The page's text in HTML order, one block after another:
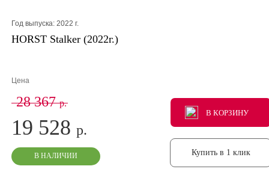
Год выпуска: 2022 г.
HORST Stalker (2022г.)
Цена
28 367р.
19 528 р.
В НАЛИЧИИ
В КОРЗИНУ
В КОРЗИНУ
В КОРЗИНУ
Купить в 1 клик